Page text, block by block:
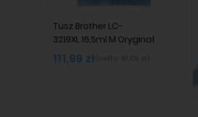
Tusz Brother LC-
3219XL 16,5ml M Oryginał
111,99 zł(netto: 91,05 zł